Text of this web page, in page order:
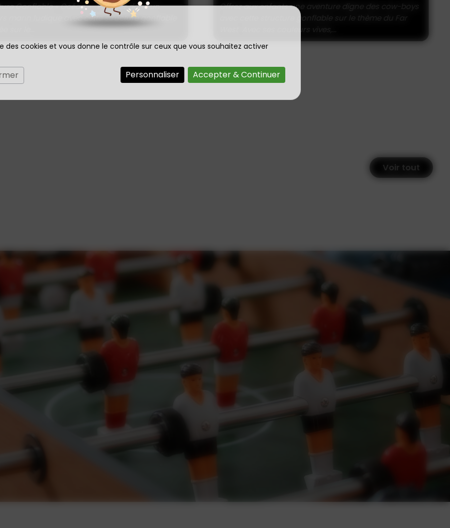
des cookies et vous donne le contrôle sur ceux que vous souhaitez activer
Accepter & Continuer
Personnaliser
Gonflable « Océan » Plongez dans un
marin ludique avec cette structure gonflable
Offrez aux enfants une aventure digne des cow-boys
avec cette structure gonflable sur le thème du Far
West Avec ses couleurs vives,...
Voir tout